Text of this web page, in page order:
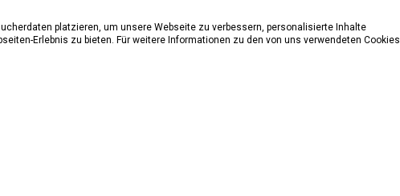
platzieren, um unsere Webseite zu verbessern, personalisierte Inhalte
Erlebnis zu bieten. Für weitere Informationen zu den von uns verwendeten Cookies